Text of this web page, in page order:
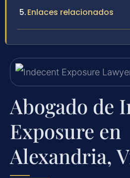
Enlaces relacionados
Abogado de
Exposure en
Alexandria,